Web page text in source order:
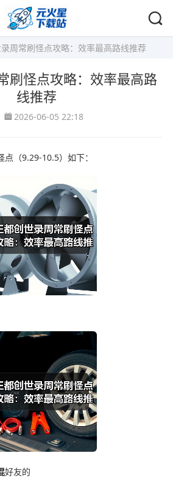
周常刷怪点攻略：效率最高路线推荐
刷怪点攻略：效率最高路
线推荐
2026-06-05 22:18
点（9.29-10.5）如下：
好友的